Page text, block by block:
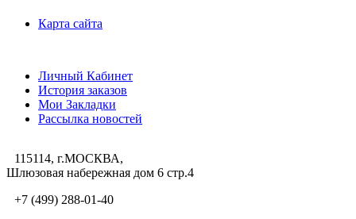
Карта сайта
Личный Кабинет
История заказов
Мои Закладки
Рассылка новостей
115114, г.МОСКВА,
Шлюзовая набережная дом 6 стр.4
+7 (499) 288-01-40